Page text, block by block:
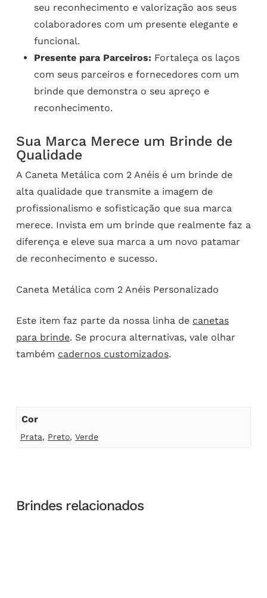
seu reconhecimento e valorização aos seus
colaboradores com um presente elegante e
funcional.
Presente para Parceiros: Fortaleça os laços
com seus parceiros e fornecedores com um
brinde que demonstra o seu apreço e
reconhecimento.
Sua Marca Merece um Brinde de
Qualidade
A Caneta Metálica com 2 Anéis é um brinde de
alta qualidade que transmite a imagem de
profissionalismo e sofisticação que sua marca
merece. Invista em um brinde que realmente faz a
diferença e eleve sua marca a um novo patamar
de reconhecimento e sucesso.
Caneta Metálica com 2 Anéis Personalizado
Este item faz parte da nossa linha de canetas
para brinde. Se procura alternativas, vale olhar
também cadernos customizados.
Cor
Prata, Preto, Verde
Brindes relacionados